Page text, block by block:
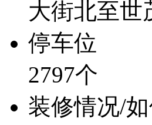
大街北至世
停车位
2797个
装修情况/